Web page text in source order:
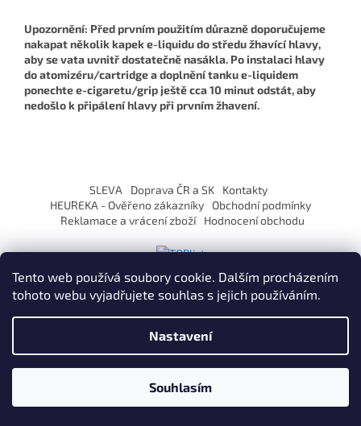
Tento web používá soubory cookie. Dalším procházením
tohoto webu vyjadřujete souhlas s jejich používáním.
Nastavení
Souhlasím
Upozornění: Před prvním použitím důrazně doporučujeme
nakapat několik kapek e-liquidu do středu žhavící hlavy,
aby se vata uvnitř dostatečně nasákla. Po instalaci hlavy
do atomizéru/cartridge a doplnění tanku e-liquidem
ponechte e-cigaretu/grip ještě cca 10 minut odstát, aby
nedošlo k připálení hlavy při prvním žhavení.
í
SLEVA Doprava ČR a SK
Kontakty
HEUREKA - Ověřeno zákazníky
Obchodní podmínky
Reklamace a vrácení zboží
Hodnocení obchodu